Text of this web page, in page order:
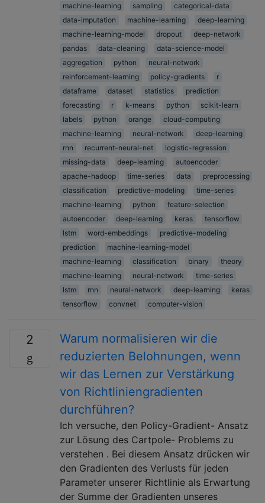
machine-learning
sampling
categorical-data
data-imputation
machine-learning
deep-learning
machine-learning-model
dropout
deep-network
pandas
data-cleaning
data-science-model
aggregation
python
neural-network
reinforcement-learning
policy-gradients
r
dataframe
dataset statistics
prediction
forecasting
r k-means python
scikit-learn
labels
python orange
cloud-computing
machine-learning
neural-network
deep-learning
rnn
recurrent-neural-net
logistic-regression
missing-data
deep-learning
autoencoder
apache-hadoop
time-series data
preprocessing
classification
predictive-modeling
time-series
machine-learning
python
feature-selection
autoencoder
deep-learning keras
tensorflow
lstm
word-embeddings
predictive-modeling
prediction
machine-learning-model
machine-learning
classification binary
theory
machine-learning
neural-network
time-series
lstm
rnn neural-network deep-learning
keras
tensorflow
convnet computer-vision
2
Warum normalisieren wir die
reduzierten Belohnungen, wenn
wir das Lernen zur Verstärkung
von Richtliniengradienten
durchführen?
Ich versuche, den Policy-Gradient- Ansatz
zur Lösung des Cartpole- Problems zu
verstehen . Bei diesem Ansatz drücken wir
den Gradienten des Verlusts für jeden
Parameter unserer Richtlinie als Erwartung
der Summe der Gradienten unseres